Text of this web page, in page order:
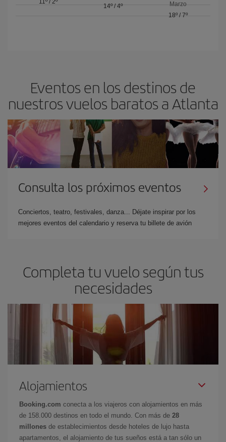
11º/ 2º
14º/ 4º
Marzo
18º/ 7º
Eventos en los destinos de
nuestros vuelos baratos a Atlanta
Consulta los próximos eventos
Conciertos, teatro, festivales, danza... Déjate inspirar por los
mejores eventos del calendario y reserva tu billete de avión
Completa tu vuelo según tus
necesidades
Alojamientos
Booking.com conecta a los viajeros con alojamientos en más
de 158.000 destinos en todo el mundo. Con más de 28
millones de establecimientos desde hoteles de lujo hasta
apartamentos, el alojamiento de tus sueños está a tan sólo un